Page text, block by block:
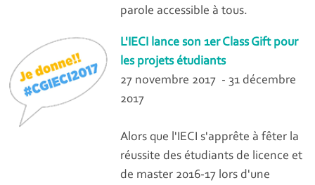
parole accessible à tous.
L'IECI lance son 1er Class Gift pour
les projets étudiants
27 novembre 2017 - 31 décembre
2017
Alors que l'IECI s'apprête à fêter la
réussite des étudiants de licence et
de master 2016-17 lors d'une